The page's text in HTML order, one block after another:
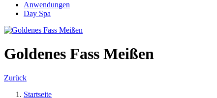
Anwendungen
Day Spa
Goldenes Fass Meißen
Zurück
Startseite